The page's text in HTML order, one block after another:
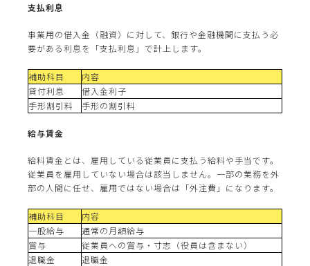
支払利息
事業用の借入金（融資）に対して、銀行や金融機関に支払う必
要がある利息を「支払利息」で計上します。
補助科目
内容
貸付利息
借入金利子
手形割引料
手形の割引料
給与賃金
給料賃金とは、雇用している従業員に支払う給料や手当です。
従業員を雇用していない場合は該当しません。一部の業務を外
部の人間に任せ、雇用ではない場合は「外注費」になります。
補助科目
内容
一般給与
通常の月額給与
賞与
従業員への賞与・寸志（役員は含まない）
退職金
退職金